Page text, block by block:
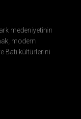
medeniyetinin
modern
Batı kültürlerini